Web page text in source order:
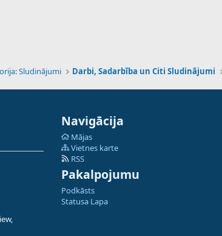
Sludinājumi Darbi, Sadarbība un Citi Sludinājumi
Navigācija
Mājas
Vietnes karte
RSS
Pakalpojumu
Podkāsts
Statusa Lapa